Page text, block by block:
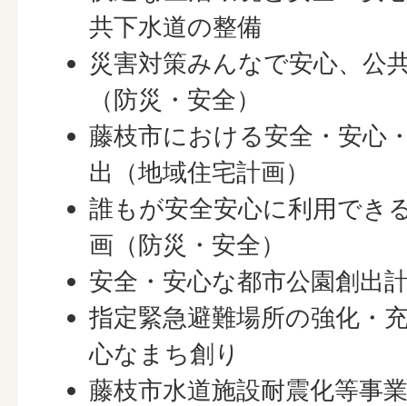
共下水道の整備
災害対策みんなで安心、公
（防災・安全）
藤枝市における安全・安心
出（地域住宅計画）
誰もが安全安心に利用でき
画（防災・安全）
安全・安心な都市公園創出
指定緊急避難場所の強化・
心なまち創り
藤枝市水道施設耐震化等事